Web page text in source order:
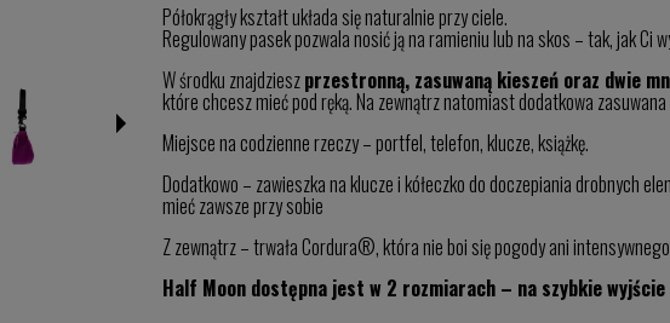
Półokrągły kształt układa się naturalnie przy ciele.
Regulowany pasek pozwala nosić ją na ramieniu lub na skos – tak, jak Ci
W środku znajdzieszprzestronną, zasuwaną kieszeń oraz dwie
które chcesz mieć pod ręką. Na zewnątrz natomiast dodatkowa
Miejsce na codzienne rzeczy – portfel, telefon, klucze, książkę.
Dodatkowo – zawieszka na klucze i kółeczko do doczepiania drobnych
mieć zawsze przy sobie
Z zewnątrz – trwała Cordura®, która nie boi się pogody ani
Half Moon dostępna jest w 2 rozmiarach – na szybkie wyjście